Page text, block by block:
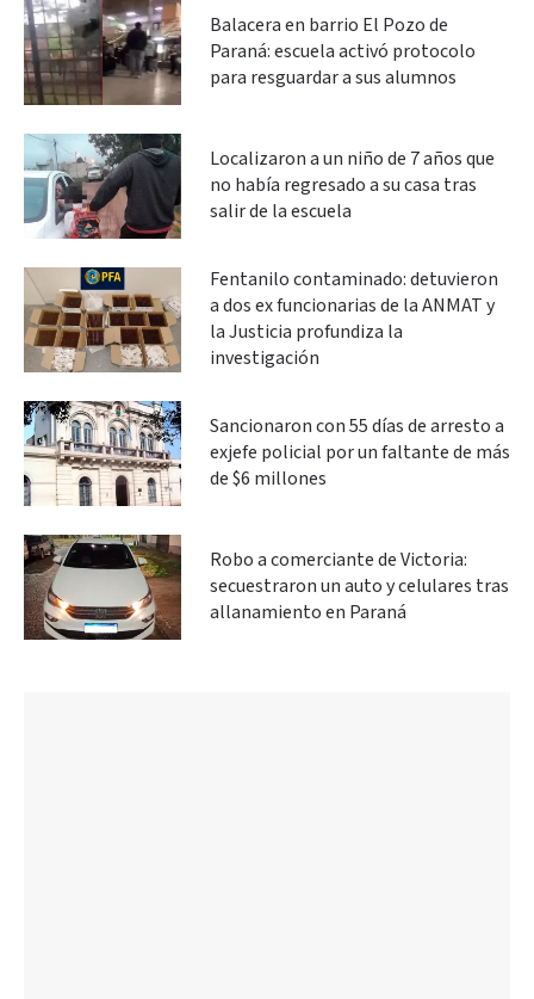
Balacera en barrio El Pozo de
Paraná: escuela activó protocolo
para resguardar a sus alumnos
Localizaron a un niño de 7 años que
no había regresado a su casa tras
salir de la escuela
Fentanilo contaminado: detuvieron
a dos ex funcionarias de la ANMAT y
la Justicia profundiza la
investigación
Sancionaron con 55 días de arresto a
exjefe policial por un faltante de más
de $6 millones
Robo a comerciante de Victoria:
secuestraron un auto y celulares tras
allanamiento en Paraná